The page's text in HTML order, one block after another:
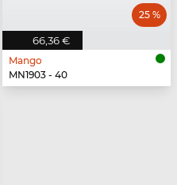
66,36 €
25 %
Mango
MN1903 - 40